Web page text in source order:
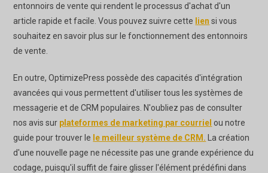
entonnoirs de vente qui rendent le processus d'achat d'un
article rapide et facile. Vous pouvez suivre cette lien si vous
souhaitez en savoir plus sur le fonctionnement des entonnoirs
de vente.
En outre, OptimizePress possède des capacités d'intégration
avancées qui vous permettent d'utiliser tous les systèmes de
messagerie et de CRM populaires. N'oubliez pas de consulter
nos avis sur plateformes de marketing par courriel ou notre
guide pour trouver le le meilleur système de CRM. La création
d'une nouvelle page ne nécessite pas une grande expérience du
codage, puisqu'il suffit de faire glisser l'élément prédéfini dans